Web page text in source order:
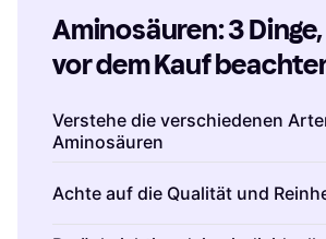
Aminosäuren: 3
vor dem Kauf
Verstehe die verschiedenen
Aminosäuren
Aminosäuren. Essentielle
der Körper nicht selbst
Achte auf die Qualität und